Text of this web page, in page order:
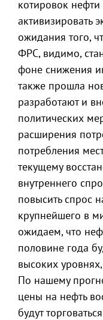
котировок
активизировать
ожидания того,
ФРС, видимо,
фоне снижения
также прошла
разработают и
политических
расширения
потребления
текущему
внутреннего
повысить спрос
крупнейшего в
ожидаем, что
половине года
высоких
По нашему
цены на нефть
будут